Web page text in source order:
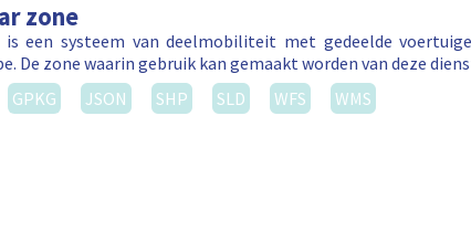
zone
is een systeem van deelmobiliteit met gedeelde
De zone waarin gebruik kan gemaakt worden van deze
GPKG JSON SHP SLD WFS WMS